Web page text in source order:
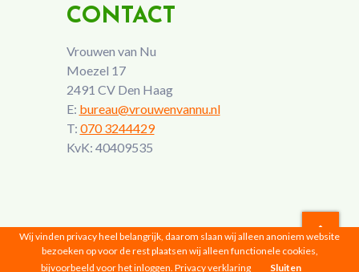
CONTACT
Vrouwen van Nu
Moezel 17
2491 CV Den Haag
E: bureau@vrouwenvannu.nl
T: 070 3244429
KvK: 40409535
Vrouwen van Nu © 2026 |Privacyverklaring
Wij vinden privacy heel belangrijk, daarom slaan wij alleen anoniem website
bezoeken op voor de rest plaatsen wij alleen functionele cookies,
bijvoorbeeld voor het inloggen. Privacy verklaring Sluiten